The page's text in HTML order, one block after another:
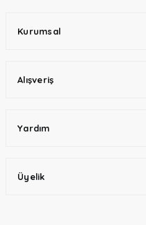
Kurumsal
Alışveriş
Yardım
Üyelik